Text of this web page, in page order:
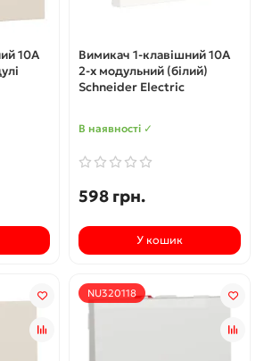
10А
Вимикач 1-клавішний 10А
2-х модульний (білий)
Schneider Electric
В наявності ✓
598 грн.
У кошик
NU320118